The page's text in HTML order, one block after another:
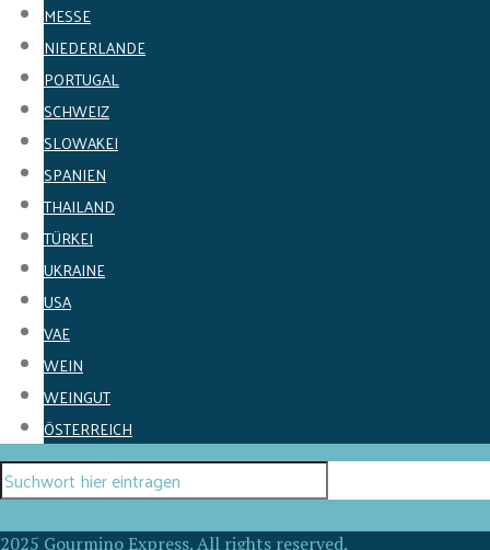
MESSE
NIEDERLANDE
PORTUGAL
SCHWEIZ
SLOWAKEI
SPANIEN
THAILAND
TÜRKEI
UKRAINE
USA
VAE
WEIN
WEINGUT
ÖSTERREICH
2025 Gourmino Express. All rights reserved.